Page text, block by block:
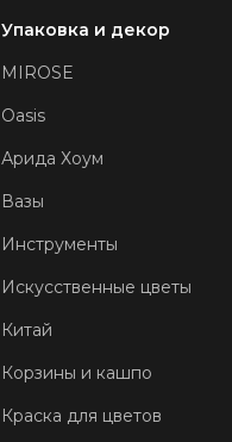
Упаковка и декор
MIROSE
Oasis
Арида Хоум
Вазы
Инструменты
Искусственные цветы
Китай
Корзины и кашпо
Краска для цветов